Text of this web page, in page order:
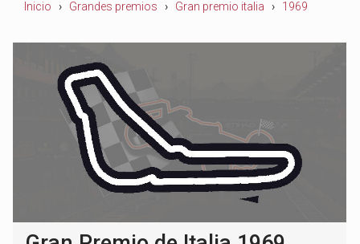
Inicio Grandes premios Gran premio italia 1969